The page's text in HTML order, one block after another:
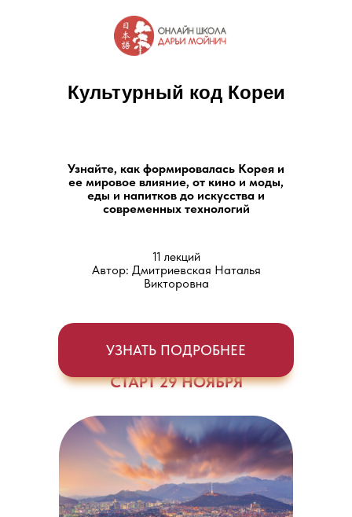
СТАРТ 29 НОЯБРЯ
Культурный код Кореи
Узнайте, как формировалась Корея и
ее мировое влияние, от кино и моды,
еды и напитков до искусства и
современных технологий
УЗНАТЬ ПОДРОБНЕЕ
11 лекций
Автор: Дмитриевская Наталья
Викторовна